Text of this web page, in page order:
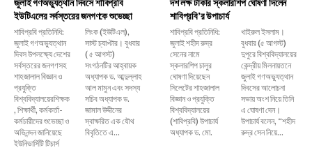
ইউটিএলের সর্বস্তরের জনগণকে শুভেচ্ছা
শাবিপ্রবি প্রতিনিধি:
জুলাই গণঅভ্যুত্থান
দিবস উপলক্ষ্যে দেশের
সর্বস্তরের জনগণসহ
শাহজালাল বিজ্ঞান ও
প্রযুক্তি
বিশ্ববিদ্যালয়েরশিক্ষক
, শিক্ষার্থী, কর্মকর্তা-
কর্মচারীদের শুভেচ্ছা ও
অভিনন্দন জানিয়েছে
ইউনিভার্সিটি টিচার্স
লিংক (ইউটিএল),
সাস্ট চ্যাপ্টার। বুধবার
( ৫ আগস্ট)
সংগঠনটির আহ্বায়ক
অধ্যাপক ড. আব্দুল্লাহ
আল মামুন এবং সদস্য
সচিব অধ্যাপক ড.
জামাল উদ্দীনের
স্বাক্ষরিত এক যৌথ
বিবৃতিতে এ...
শাবিপ্রবি’র উপাচার্য
শাবিপ্রবি প্রতিনিধি:
জুলাই শহীদ রুদ্র
সেনের নামে
স্কলারশিপ চালুর
ঘোষণা দিয়েছেন
সিলেটের শাহজালাল
বিজ্ঞান ও প্রযুক্তি
বিশ্ববিদ্যালয়ের
(শাবিপ্রবি) উপাচার্য
অধ্যাপক ড. মো.
খাইরুল ইসলাম।
বুধবার (৫ আগস্ট)
দুপুরে বিশ্ববিদ্যালয়ের
কেন্দ্রীয় মিলনায়তনে
জুলাই গণঅভ্যুত্থান
দিবসের আলোচনা
সভায় অংশ নিয়ে তিনি
এ ঘোষণা দেন।
উপাচার্য বলেন, ‌“শহীদ
রুদ্র সেন নিয়ে...